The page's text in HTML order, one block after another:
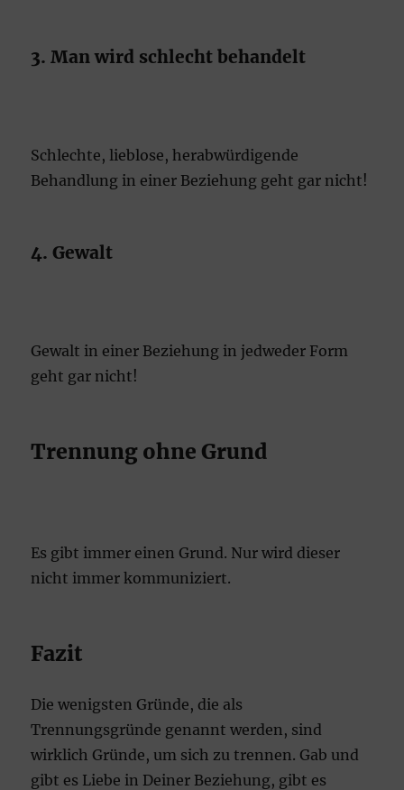
3. Man wird schlecht behandelt
Schlechte, lieblose, herabwürdigende
Behandlung in einer Beziehung geht gar nicht!
4. Gewalt
Gewalt in einer Beziehung in jedweder Form
geht gar nicht!
Trennung ohne Grund
Es gibt immer einen Grund. Nur wird dieser
nicht immer kommuniziert.
Fazit
Die wenigsten Gründe, die als
Trennungsgründe genannt werden, sind
wirklich Gründe, um sich zu trennen. Gab und
gibt es Liebe in Deiner Beziehung, gibt es